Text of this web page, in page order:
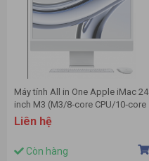
Máy tính All in One Apple iMac 24
inch M3 (M3/8‑core CPU/10‑core
GPU/8GB/512GB)
Liên hệ
Còn hàng